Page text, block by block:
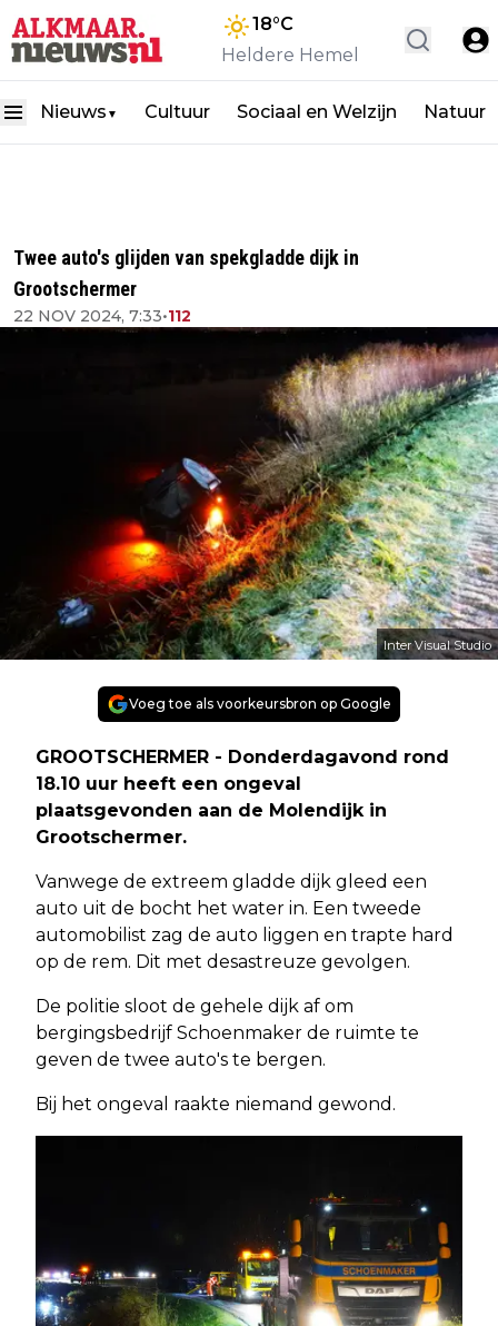
18°C
Heldere Hemel
Nieuws ▼ Cultuur Sociaal en Welzijn Natuur
Twee auto's glijden van spekgladde dijk in
Grootschermer
22 NOV 2024, 7:33•112
Inter Visual Studio
Voeg toe als voorkeursbron op Google
GROOTSCHERMER - Donderdagavond rond
18.10 uur heeft een ongeval
plaatsgevonden aan de Molendijk in
Grootschermer.
Vanwege de extreem gladde dijk gleed een
auto uit de bocht het water in. Een tweede
automobilist zag de auto liggen en trapte hard
op de rem. Dit met desastreuze gevolgen.
De politie sloot de gehele dijk af om
bergingsbedrijf Schoenmaker de ruimte te
geven de twee auto's te bergen.
Bij het ongeval raakte niemand gewond.